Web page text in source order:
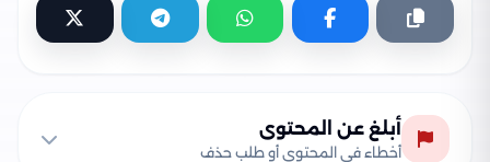
أبلغ عن المحتوى
أخطاء في المحتوى أو طلب حذف